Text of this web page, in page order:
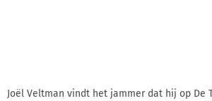
Joël Veltman vindt het jammer dat hij op De